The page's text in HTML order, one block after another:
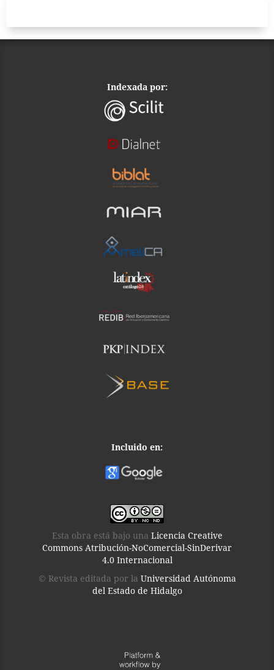
Indexada por:
Incluido en:
Esta obra está bajo una Licencia Creative
Commons Atribución-NoComercial-SinDerivar
4.0 Internacional
© Revista editada por la Universidad Autónoma
del Estado de Hidalgo